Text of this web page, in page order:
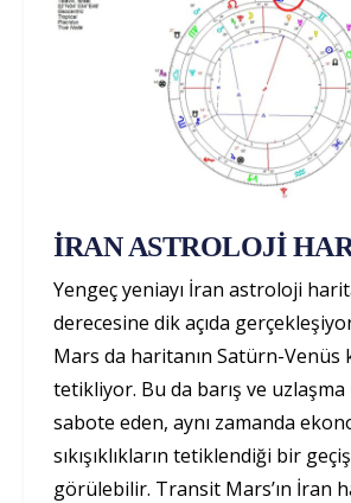
İRAN ASTROLOJİ
Yengeç yeniayı İran astroloji
derecesine dik açıda
Mars da haritanın Satürn-Venüs
tetikliyor. Bu da barış ve
sabote eden, aynı zamanda
sıkışıklıkların tetiklendiği bir
görülebilir. Transit Mars’ın İran